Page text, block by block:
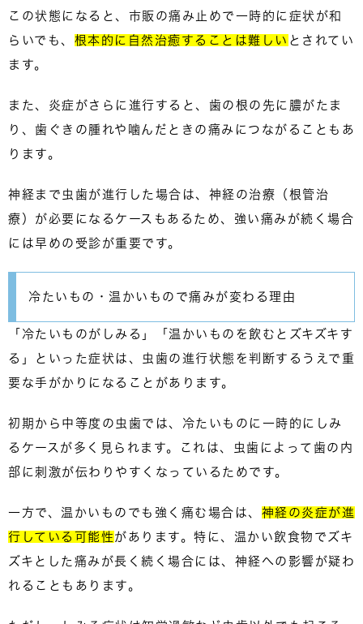
この状態になると、市販の痛み止めで一時的に症状が和
らいでも、 根本的に自然治癒することは難しい とされてい
ます。
また、炎症がさらに進行すると、歯の根の先に膿がたま
り、歯ぐきの腫れや噛んだときの痛みにつながることもあ
ります。
神経まで虫歯が進行した場合は、神経の治療（根管治
療）が必要になるケースもあるため、 強い痛みが続く場合
には早めの受診が重要 です。
冷たいもの・温かいもので痛みが変わる理由
「冷たいものがしみる」「温かいものを飲むとズキズキす
る」といった症状は、
虫歯の進行状態を判断するうえで重
要な手がかり になることがあります。
初期から中等度の虫歯では、冷たいものに一時的にしみ
るケースが多く見られます。これは、虫歯によって歯の内
部に刺激が伝わりやすくなっているためです。
一方で、温かいものでも強く痛む場合は、 神経の炎症が進
行している可能性 があります。特に、温かい飲食物でズキ
ズキとした痛みが長く続く場合には、神経への影響が疑わ
れることもあります。